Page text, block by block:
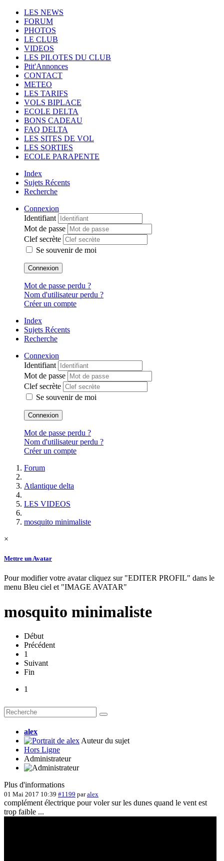
LES NEWS
FORUM
PHOTOS
LE CLUB
VIDEOS
LES PILOTES DU CLUB
Ptit'Annonces
CONTACT
METEO
LES TARIFS
VOLS BIPLACE
ECOLE DELTA
BONS CADEAU
FAQ DELTA
LES SITES DE VOL
LES SORTIES
ECOLE PARAPENTE
Index
Sujets Récents
Recherche
Connexion
Identifiant
Mot de passe
Clef secrète
Se souvenir de moi
Connexion
Mot de passe perdu ?
Nom d'utilisateur perdu ?
Créer un compte
Index
Sujets Récents
Recherche
Connexion
Identifiant
Mot de passe
Clef secrète
Se souvenir de moi
Connexion
Mot de passe perdu ?
Nom d'utilisateur perdu ?
Créer un compte
Forum
Atlantique delta
LES VIDEOS
mosquito minimaliste
×
Mettre un Avatar
Pour modifier votre avatar cliquez sur "EDITER PROFIL" dans le
menu Bleu ciel et "IMAGE AVATAR"
mosquito minimaliste
Début
Précédent
1
Suivant
Fin
1
alex
Auteur du sujet
Hors Ligne
Administrateur
Plus d'informations
01 Mai 2017 10:39 #1199 paralex
complément électrique pour voler sur les dunes quand le vent est
trop faible ...